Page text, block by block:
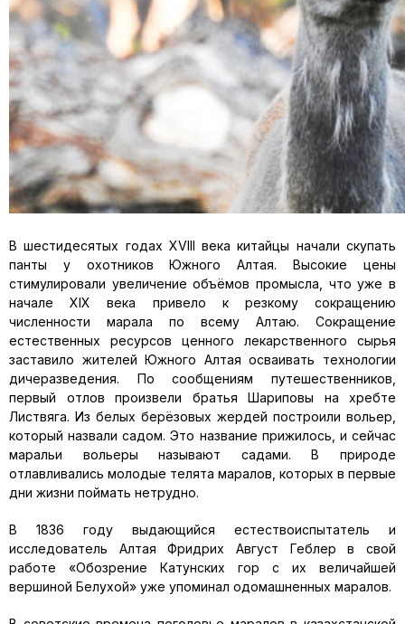
В шестидесятых годах XVIII века китайцы начали скупать
панты у охотников Южного Алтая. Высокие цены
стимулировали увеличение объёмов промысла, что уже в
начале XIX века привело к резкому сокращению
численности марала по всему Алтаю. Сокращение
естественных ресурсов ценного лекарственного сырья
заставило жителей Южного Алтая осваивать технологии
дичеразведения. По сообщениям путешественников,
первый отлов произвели братья Шариповы на хребте
Листвяга. Из белых берёзовых жердей построили вольер,
который назвали садом. Это название прижилось, и сейчас
маральи вольеры называют садами. В природе
отлавливались молодые телята маралов, которых в первые
дни жизни поймать нетрудно.
В 1836 году выдающийся естествоиспытатель и
исследователь Алтая Фридрих Август Геблер в свой
работе «Обозрение Катунских гор с их величайшей
вершиной Белухой» уже упоминал одомашненных маралов.